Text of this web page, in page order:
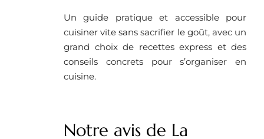
Un guide pratique et accessible pour
cuisiner vite sans sacrifier le goût, avec un
grand choix de recettes express et des
conseils concrets pour s’organiser en
cuisine.
Notre avis de La